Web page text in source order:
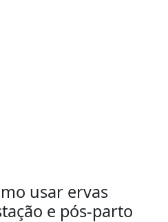
usar ervas
e pós-parto